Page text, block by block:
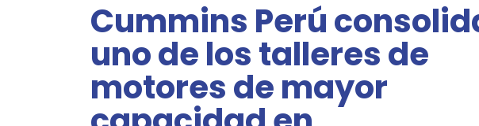
Cummins Perú
uno de los talleres de
motores de mayor